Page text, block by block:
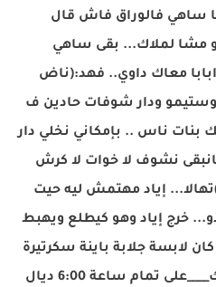
ساهي فالوراق فاش قال
مشا لملاك... بقى ساهي
معاك داوي.. فهد:(ناض
ودار شوفات حادين ف
بنات ناس .. بإمكاني نخلي دار
نشوف لا خوات لا كرش
إياد مهتمش ليه حيت
خرج إياد وهو كيطلع ويهبط
لابسة جلابة باينة سكرتيرة
غمزها وخرج بحالو.. عند ملاك____على تمام ساعة 6:00 ديال